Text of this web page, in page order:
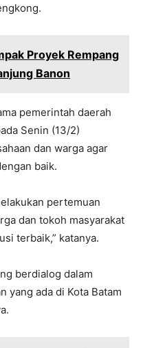
Proyek Rempang
Banon
pemerintah daerah
Senin (13/2)
dan warga agar
baik.
pertemuan
dan tokoh masyarakat
terbaik,” katanya.
berdialog dalam
yang ada di Kota Batam